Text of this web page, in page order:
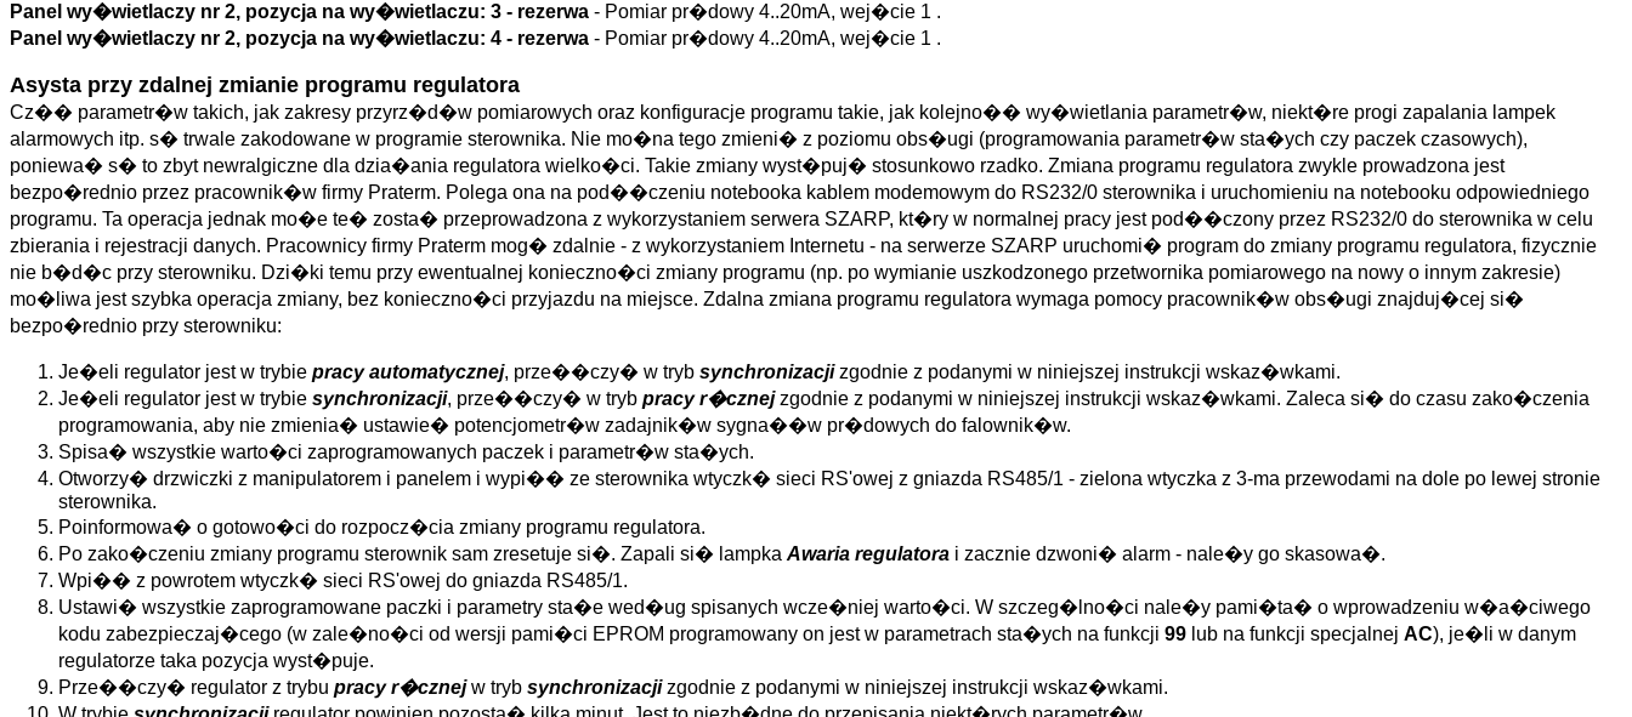
Panel wy�wietlaczy nr 2, pozycja na wy�wietlaczu: 3 - rezerwa - Pomiar pr�dowy 4..20mA, wej�cie 1 .
Panel wy�wietlaczy nr 2, pozycja na wy�wietlaczu: 4 - rezerwa - Pomiar pr�dowy 4..20mA, wej�cie 1 .
Asysta przy zdalnej zmianie programu regulatora
Cz�� parametr�w takich, jak zakresy przyrz�d�w pomiarowych oraz konfiguracje programu takie, jak kolejno�� wy�wietlania parametr�w, niekt�re progi zapalania lampek
alarmowych itp. s� trwale zakodowane w programie sterownika. Nie mo�na tego zmieni� z poziomu obs�ugi (programowania parametr�w sta�ych czy paczek czasowych),
poniewa� s� to zbyt newralgiczne dla dzia�ania regulatora wielko�ci. Takie zmiany wyst�puj� stosunkowo rzadko. Zmiana programu regulatora zwykle prowadzona jest
bezpo�rednio przez pracownik�w firmy Praterm. Polega ona na pod��czeniu notebooka kablem modemowym do RS232/0 sterownika i uruchomieniu na notebooku odpowiedniego
programu. Ta operacja jednak mo�e te� zosta� przeprowadzona z wykorzystaniem serwera SZARP, kt�ry w normalnej pracy jest pod��czony przez RS232/0 do sterownika w celu
zbierania i rejestracji danych. Pracownicy firmy Praterm mog� zdalnie - z wykorzystaniem Internetu - na serwerze SZARP uruchomi� program do zmiany programu regulatora, fizycznie
nie b�d�c przy sterowniku. Dzi�ki temu przy ewentualnej konieczno�ci zmiany programu (np. po wymianie uszkodzonego przetwornika pomiarowego na nowy o innym zakresie)
mo�liwa jest szybka operacja zmiany, bez konieczno�ci przyjazdu na miejsce. Zdalna zmiana programu regulatora wymaga pomocy pracownik�w obs�ugi znajduj�cej si�
bezpo�rednio przy sterowniku:
Je�eli regulator jest w trybie pracy automatycznej, prze��czy� w tryb synchronizacjizgodnie z podanymi w niniejszej instrukcji wskaz�wkami.
Je�eli regulator jest w trybie synchronizacji, prze��czy� w tryb pracy r�cznejzgodnie z podanymi w niniejszej instrukcji wskaz�wkami. Zaleca si� do czasu zako�czenia
programowania, aby nie zmienia� ustawie� potencjometr�w zadajnik�w sygna��w pr�dowych do falownik�w.
Spisa� wszystkie warto�ci zaprogramowanych paczek i parametr�w sta�ych.
Otworzy� drzwiczki z manipulatorem i panelem i wypi�� ze sterownika wtyczk� sieci RS'owej z gniazda RS485/1 - zielona wtyczka z 3-ma przewodami na dole po lewej stronie
sterownika.
Poinformowa� o gotowo�ci do rozpocz�cia zmiany programu regulatora.
Po zako�czeniu zmiany programu sterownik sam zresetuje si�. Zapali si� lampka Awaria regulatora i zacznie dzwoni� alarm - nale�y go skasowa�.
Wpi�� z powrotem wtyczk� sieci RS'owej do gniazda RS485/1.
Ustawi� wszystkie zaprogramowane paczki i parametry sta�e wed�ug spisanych wcze�niej warto�ci. W szczeg�lno�ci nale�y pami�ta� o wprowadzeniu w�a�ciwego
kodu zabezpieczaj�cego (w zale�no�ci od wersji pami�ci EPROM programowany on jest w parametrach sta�ych na funkcji 99 lub na funkcji specjalnej AC), je�li w danym
regulatorze taka pozycja wyst�puje.
Prze��czy� regulator z trybu pracy r�cznejw tryb synchronizacjizgodnie z podanymi w niniejszej instrukcji wskaz�wkami.